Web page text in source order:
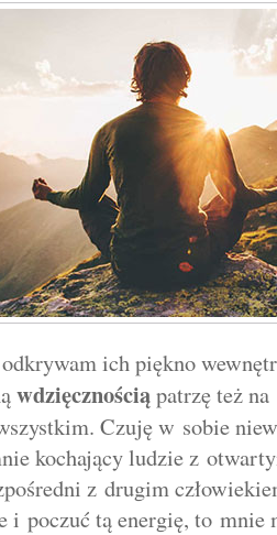
ich piękno
wdzięcznościąpatrzę też
Czuję w sobie
kochający ludzie z
z drugim
i poczuć tą energię, to